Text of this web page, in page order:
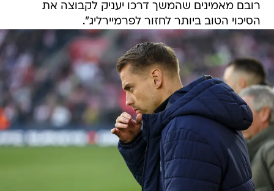
רובם מאמינים שהמשך דרכו יעניק לקבוצה את
הסיכוי הטוב ביותר לחזור לפרמיירליג".